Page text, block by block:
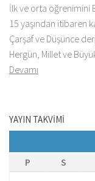
İlk ve orta öğrenimini
15 yaşından itibaren
Çarşaf ve Düşünce
Hergün, Millet ve
Devamı
YAYIN TAKVİMİ
P
S